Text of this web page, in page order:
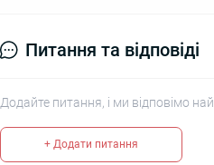
Питання та відповіді
Додайте питання, і ми відповімо
+ Додати питання